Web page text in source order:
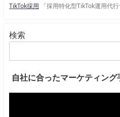
TikTok採用 「採用特化型TikTok運用代
検索
自社に合ったマーケティング